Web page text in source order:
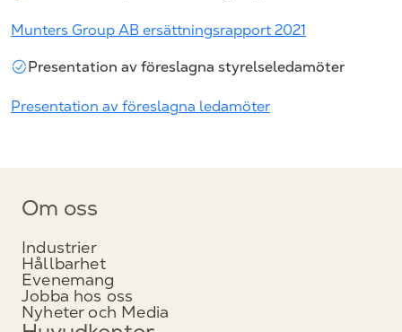
Munters Group AB ersättningsrapport 2021
Presentation av föreslagna styrelseledamöter
Presentation av föreslagna ledamöter
Om oss
Industrier
Hållbarhet
Evenemang
Jobba hos oss
Nyheter och Media